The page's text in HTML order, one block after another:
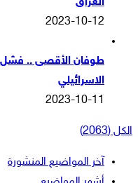
2023-10-12
طوفان الأقصى .. فشل
الاسرائيلي
2023-10-11
الكل (2063)
آخر المواضيع المنشورة